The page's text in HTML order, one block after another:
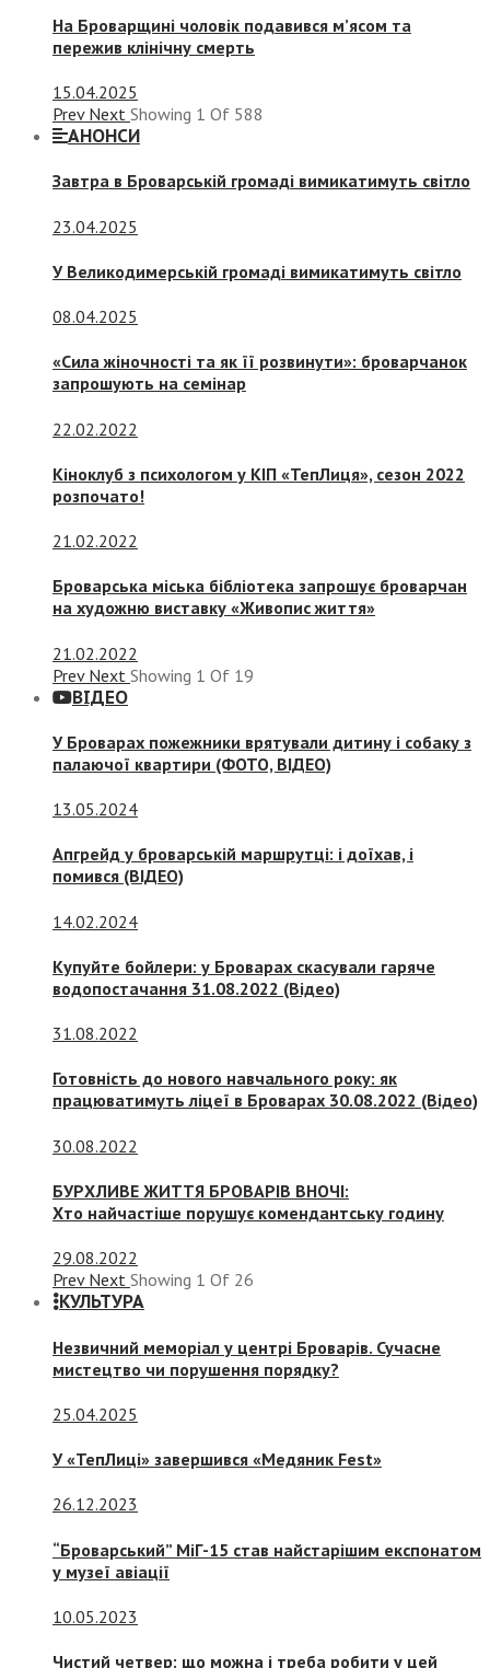
На Броварщині чоловік подавився м’ясом та
пережив клінічну смерть
15.04.2025
Prev Next Showing 1 Of 588
АНОНСИ
Завтра в Броварській громаді вимикатимуть світло
23.04.2025
У Великодимерській громаді вимикатимуть світло
08.04.2025
«Сила жіночності та як її розвинути»: броварчанок
запрошують на семінар
22.02.2022
Кіноклуб з психологом у КІП «ТепЛиця», сезон 2022
розпочато!
21.02.2022
Броварська міська бібліотека запрошує броварчан
на художню виставку «Живопис життя»
21.02.2022
Prev Next Showing 1 Of 19
ВІДЕО
У Броварах пожежники врятували дитину і собаку з
палаючої квартири (ФОТО, ВІДЕО)
13.05.2024
Апгрейд у броварській маршрутці: і доїхав, і
помився (ВІДЕО)
14.02.2024
Купуйте бойлери: у Броварах скасували гаряче
водопостачання 31.08.2022 (Відео)
31.08.2022
Готовність до нового навчального року: як
працюватимуть ліцеї в Броварах 30.08.2022 (Відео)
30.08.2022
БУРХЛИВЕ ЖИТТЯ БРОВАРІВ ВНОЧІ:
Хто найчастіше порушує комендантську годину
29.08.2022
Prev Next Showing 1 Of 26
КУЛЬТУРА
Незвичний меморіал у центрі Броварів. Сучасне
мистецтво чи порушення порядку?
25.04.2025
У «ТепЛиці» завершився «Медяник Fest»
26.12.2023
“Броварський” МіГ-15 став найстарішим експонатом
у музеї авіації
10.05.2023
Чистий четвер: що можна і треба робити у цей